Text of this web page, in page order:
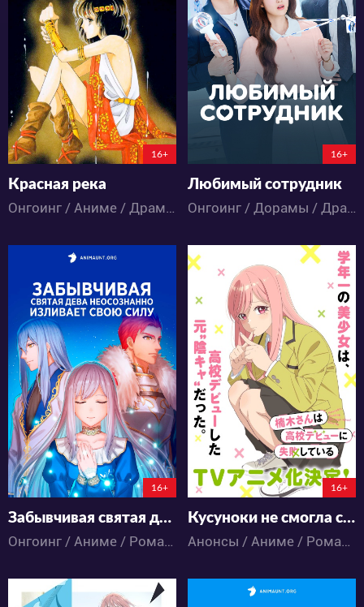
5553
42 24
5:11:5:31
16+
Красная река
Онгоинг / Аниме / Драма / Исторический / Приключения / Романтика / Сёдзё / Экшен
468
4
16+
Любимый сотрудник
Онгоинг / Дорамы / Драма / Комедия / Романтика
15873
36 17
5:10:47:31
16+
Забывчивая святая дева неосознанно изливает свою силу
Онгоинг / Аниме / Романтика / Фэнтези
203
2 0
121:7:7:31
16+
Кусуноки не смогла стать популярной в старшей школе
Анонсы / Аниме / Романтика / Школа